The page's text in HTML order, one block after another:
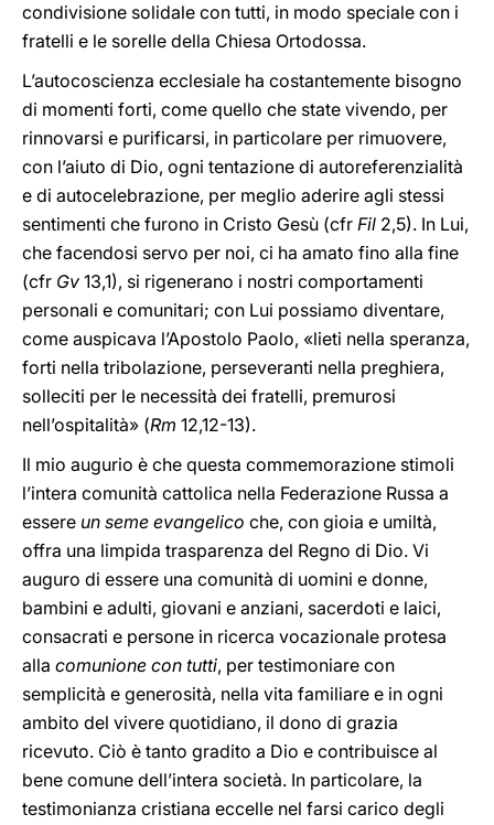
condivisione solidale con tutti, in modo speciale con i
fratelli e le sorelle della Chiesa Ortodossa.
L’autocoscienza ecclesiale ha costantemente bisogno
di momenti forti, come quello che state vivendo, per
rinnovarsi e purificarsi, in particolare per rimuovere,
con l’aiuto di Dio, ogni tentazione di autoreferenzialità
e di autocelebrazione, per meglio aderire agli stessi
sentimenti che furono in Cristo Gesù (cfr Fil 2,5). In Lui,
che facendosi servo per noi, ci ha amato fino alla fine
(cfr Gv 13,1), si rigenerano i nostri comportamenti
personali e comunitari; con Lui possiamo diventare,
come auspicava l’Apostolo Paolo, «lieti nella speranza,
forti nella tribolazione, perseveranti nella preghiera,
solleciti per le necessità dei fratelli, premurosi
nell’ospitalità» (Rm 12,12-13).
Il mio augurio è che questa commemorazione stimoli
l’intera comunità cattolica nella Federazione Russa a
essere un seme evangelico che, con gioia e umiltà,
offra una limpida trasparenza del Regno di Dio. Vi
auguro di essere una comunità di uomini e donne,
bambini e adulti, giovani e anziani, sacerdoti e laici,
consacrati e persone in ricerca vocazionale protesa
alla comunione con tutti, per testimoniare con
semplicità e generosità, nella vita familiare e in ogni
ambito del vivere quotidiano, il dono di grazia
ricevuto. Ciò è tanto gradito a Dio e contribuisce al
bene comune dell’intera società. In particolare, la
testimonianza cristiana eccelle nel farsi carico degli